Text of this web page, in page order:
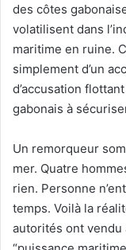
des côtes
volatilisent dans
maritime en ruine.
simplement d’un
d’accusation
gabonais à
Un remorqueur
mer. Quatre
rien. Personne
temps. Voilà la
autorités ont vendu